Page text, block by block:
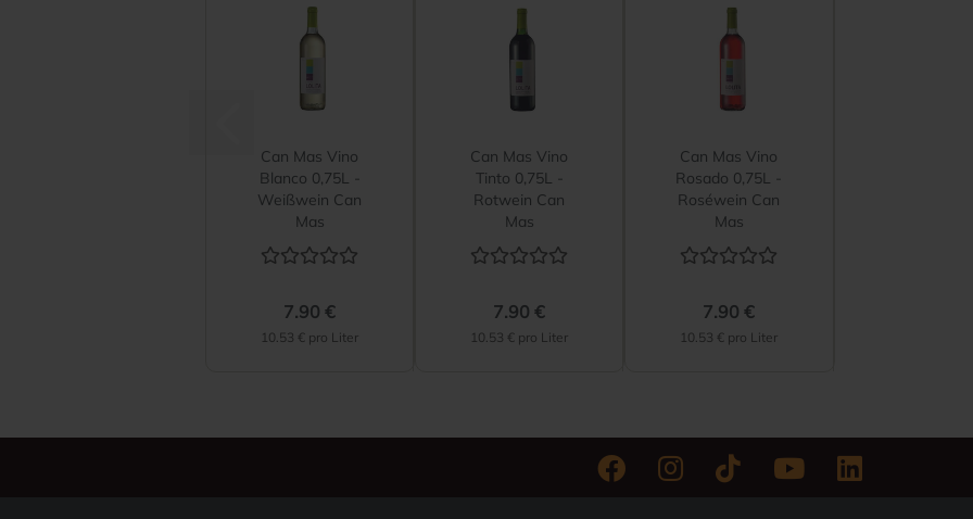
Can Mas Vino
Blanco 0,75L -
Weißwein Can
Mas
7.90 €
10.53 € pro Liter
Can Mas Vino
Tinto 0,75L -
Rotwein Can
Mas
7.90 €
10.53 € pro Liter
Can Mas Vino
Rosado 0,75L -
Roséwein Can
Mas
7.90 €
10.53 € pro Liter